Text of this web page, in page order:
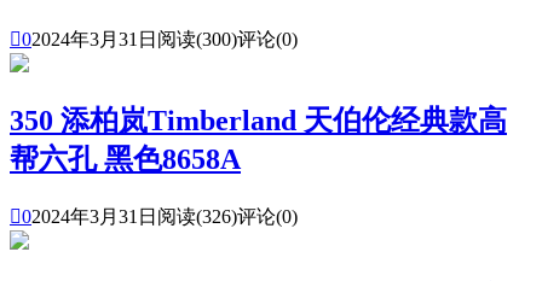
02024年3月31日 阅读(300)评论(0)
350 添柏岚Timberland 天伯伦经典款高
帮六孔 黑色8658A
02024年3月31日 阅读(326)评论(0)